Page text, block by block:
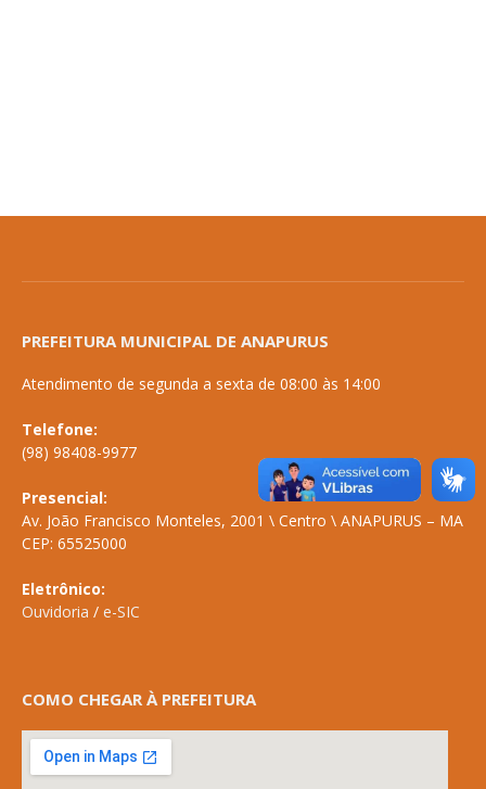
PREFEITURA MUNICIPAL DE ANAPURUS
Atendimento de segunda a sexta de 08:00 às 14:00
Telefone:
(98) 98408-9977
Presencial:
Av. João Francisco Monteles, 2001 \ Centro \ ANAPURUS – MA
CEP: 65525000
Eletrônico:
Ouvidoria / e-SIC
COMO CHEGAR À PREFEITURA